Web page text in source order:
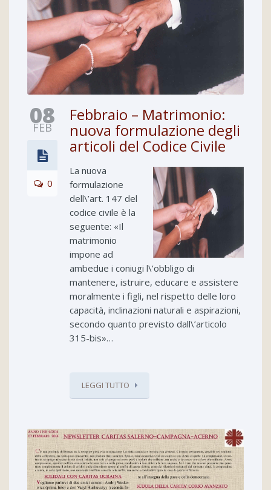
08
FEB
0
Febbraio – Matrimonio:
nuova formulazione degli
articoli del Codice Civile
La nuova
formulazione
dell\’art. 147 del
codice civile è la
seguente: «Il
matrimonio
impone ad
ambedue i coniugi l\’obbligo di
mantenere, istruire, educare e assistere
moralmente i figli, nel rispetto delle loro
capacità, inclinazioni naturali e aspirazioni,
secondo quanto previsto dall\’articolo
315-bis»…
LEGGI TUTTO